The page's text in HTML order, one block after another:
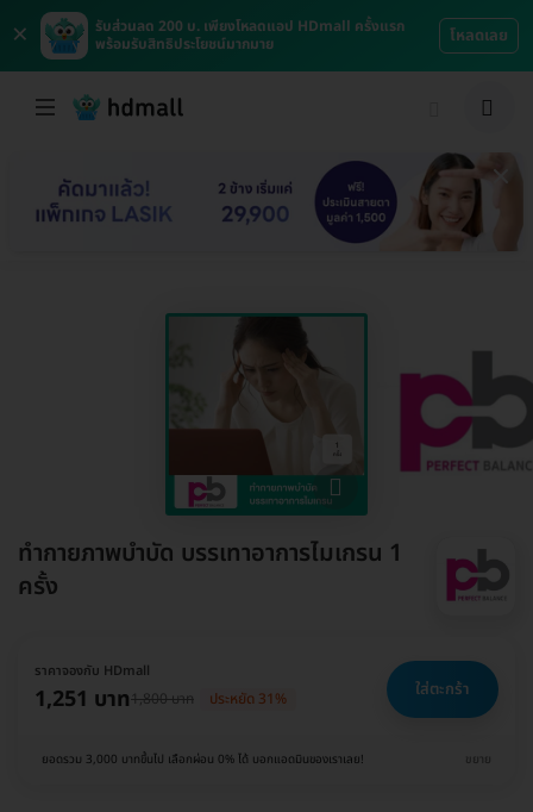
×
รับส่วนลด 200 บ. เพียงโหลดแอป HDmall ครั้งแรก
พร้อมรับสิทธิประโยชน์มากมาย
โหลดเลย
ทำกายภาพบำบัด บรรเทาอาการไมเกรน 1
ครั้ง
ราคาจองกับ HDmall
1,251 บาท1,800 บาท ประหยัด 31% ใส่ตะกร้า
ยอดรวม 3,000 บาทขึ้นไป เลือกผ่อน 0% ได้ บอกแอดมินของเราเลย! ขยาย